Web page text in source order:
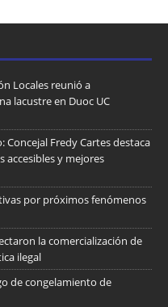
Locales reunió a
lacustre en Duoc UC
Fredy Cartes destaca
accesibles y mejores
por próximos fenómenos
la comercialización de
ilegal
de congelamiento de